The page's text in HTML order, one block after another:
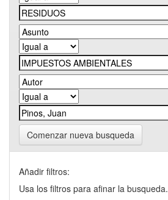
Comenzar nueva busqueda
Añadir filtros:
Usa los filtros para afinar la busqueda.